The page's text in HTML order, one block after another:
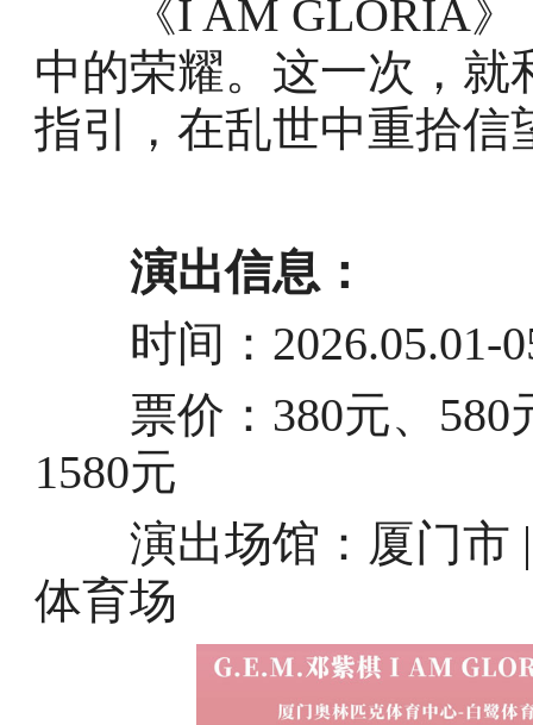
《I AM GLORIA》
中的荣耀。这一次，就
指引，在乱世中重拾信
演出信息：
时间：2026.05.01-
票价：380元、580
1580元
演出场馆：厦门市 |
体育场